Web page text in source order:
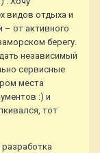
видов отдыха и
от активного
берегу.
независимый
сервисные
места
:) и
тот